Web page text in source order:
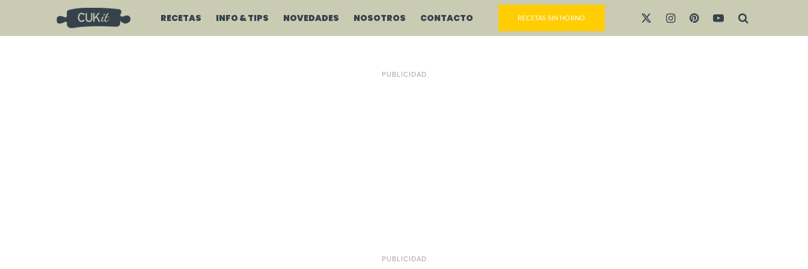
RECETAS INFO & TIPS NOVEDADES NOSOTROS CONTACTO RECETAS SIN HORNO
PUBLICIDAD
PUBLICIDAD